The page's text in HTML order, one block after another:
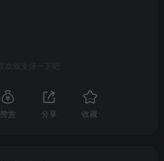
喜欢就支持一下吧
赞赏 分享 收藏